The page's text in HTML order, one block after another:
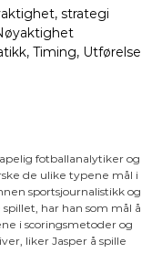
strategi
Timing, Utførelse
fotballanalytiker og
de ulike typene mål i
sportsjournalistikk og
har han som mål å
i scoringsmetoder og
liker Jasper å spille